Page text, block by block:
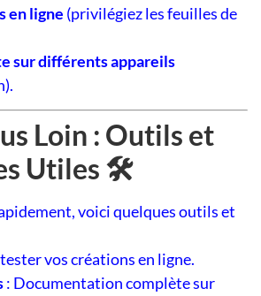
en ligne (privilégiez les feuilles de
sur différents appareils
Loin : Outils et
Utiles 🛠️
voici quelques outils et
vos créations en ligne.
: Documentation complète sur